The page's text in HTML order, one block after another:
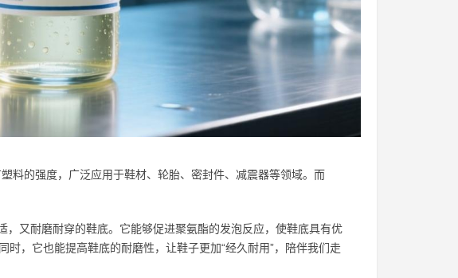
料的强度，广泛应用于鞋材、轮胎、密封件、减震器等领域。而
又耐磨耐穿的鞋底。它能够促进聚氨酯的发泡反应，使鞋底具有优
，它也能提高鞋底的耐磨性，让鞋子更加“经久耐用”，陪伴我们走